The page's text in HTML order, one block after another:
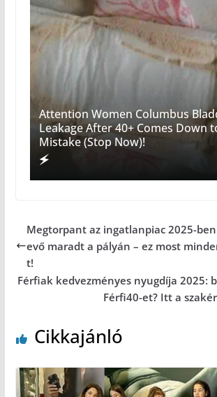
Attention Women Columbus
Leakage After 40+ Comes Down
Mistake (Stop Now)!
Megtorpant az ingatlanpiac 2025-
evő maradt a pályán – ez most
t!
Férfiak kedvezményes nyugdíja 2025:
Férfi40-et? Itt a
Cikkajánló